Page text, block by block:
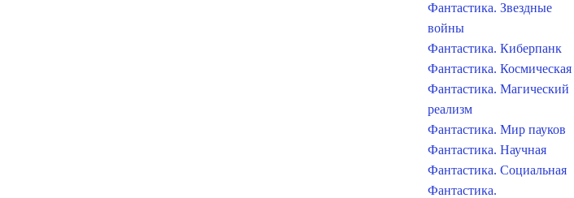
Фантастика. Звездные
войны
Фантастика. Киберпанк
Фантастика. Космическая
Фантастика. Магический
реализм
Фантастика. Мир пауков
Фантастика. Научная
Фантастика. Социальная
Фантастика.